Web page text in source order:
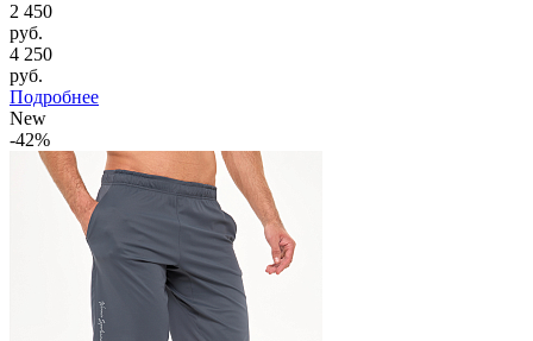
2 450
руб.
4 250
руб.
Подробнее
New
-42%